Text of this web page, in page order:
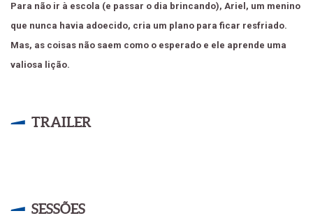
Para não ir à escola (e passar o dia brincando), Ariel, um menino
que nunca havia adoecido, cria um plano para ficar resfriado.
Mas, as coisas não saem como o esperado e ele aprende uma
valiosa lição.
TRAILER
SESSÕES